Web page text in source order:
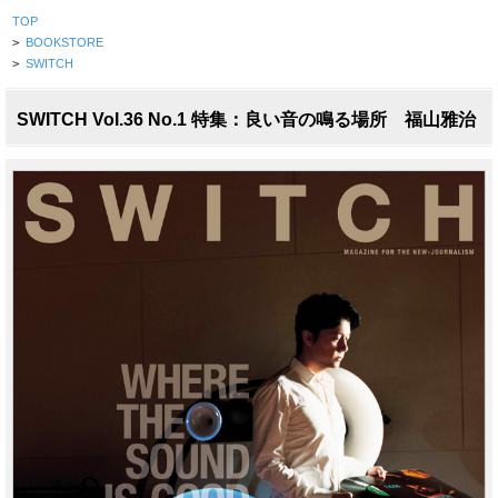
TOP
> BOOKSTORE
> SWITCH
SWITCH Vol.36 No.1 特集：良い音の鳴る場所 福山雅治